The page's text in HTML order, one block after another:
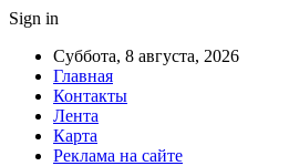
Sign in
Суббота, 8 августа, 2026
Главная
Контакты
Лента
Карта
Реклама на сайте